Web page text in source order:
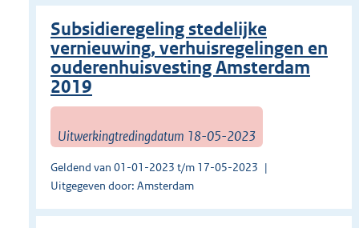
Subsidieregeling stedelijke
vernieuwing, verhuisregelingen en
ouderenhuisvesting Amsterdam
2019
Uitwerkingtredingdatum 18-05-2023
Geldend van 01-01-2023 t/m 17-05-2023
Uitgegeven door: Amsterdam